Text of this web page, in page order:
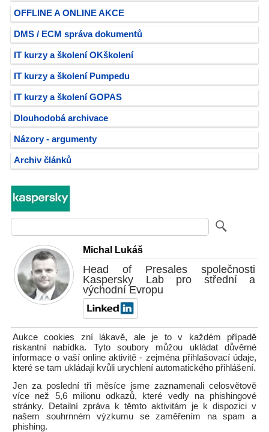
OFFLINE A ONLINE AKCE
DMS / ECM správa dokumentů
IT kurzy a školení OKškolení
IT kurzy a školení Pumpedu
IT kurzy a školení GOPAS
Dlouhodobá archivace
Názory - argumenty
Archiv článků
Michal Lukáš
Head of Presales společnosti
Kaspersky Lab pro střední a
východní Evropu
Aukce cookies zní lákavě, ale je to v každém případě
riskantní nabídka. Tyto soubory můžou ukládat důvěrné
informace o vaší online aktivitě - zejména přihlašovací údaje,
které se tam ukládají kvůli urychlení automatického přihlášení.
Jen za poslední tři měsíce jsme zaznamenali celosvětově
více než 5,6 milionu odkazů, které vedly na phishingové
stránky. Detailní zpráva k těmto aktivitám je k dispozici v
našem souhrnném výzkumu se zaměřením na spam a
phishing.